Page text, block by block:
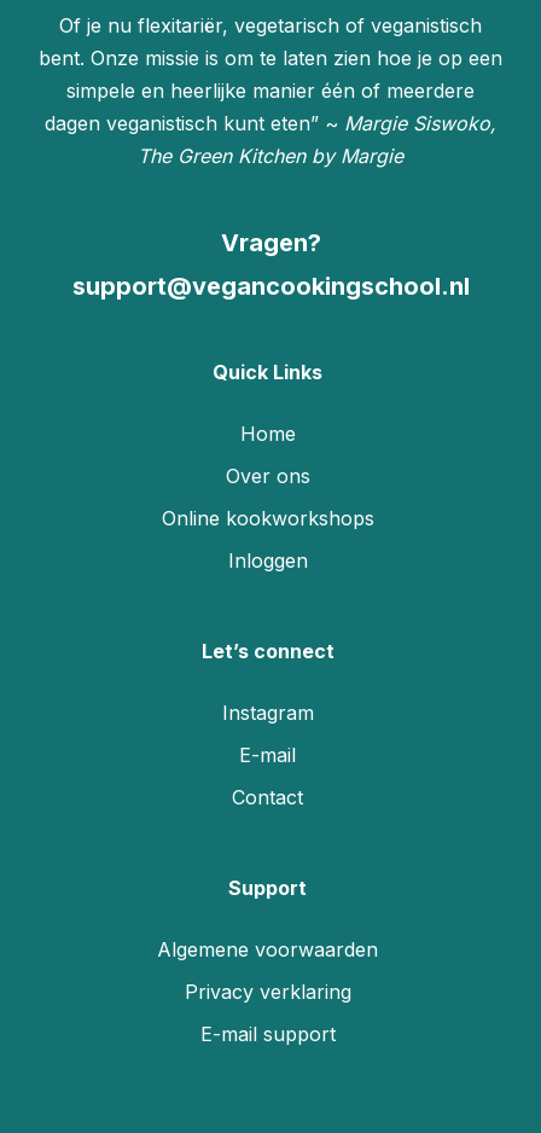
Of je nu flexitariër, vegetarisch of veganistisch
bent. Onze missie is om te laten zien hoe je op een
simpele en heerlijke manier één of meerdere
dagen veganistisch kunt eten” ~ Margie Siswoko,
The Green Kitchen by Margie
Vragen?
support@vegancookingschool.nl
Quick Links
Home
Over ons
Online kookworkshops
Inloggen
Let’s connect
Instagram
E-mail
Contact
Support
Algemene voorwaarden
Privacy verklaring
E-mail support